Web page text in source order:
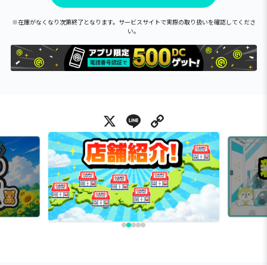
※在庫がなくなり次第終了となります。サービスサイトで実際の取り扱いを確認してくださ
い。
X Line